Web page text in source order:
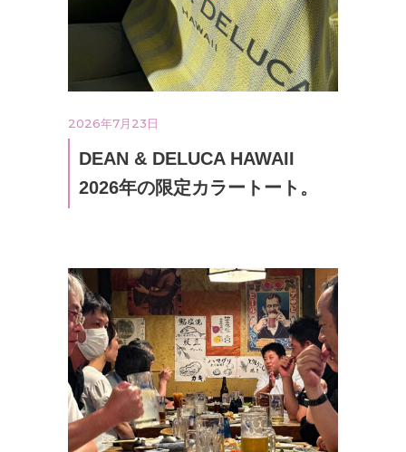
2026年7月23日
DEAN & DELUCA HAWAII
2026年の限定カラートート。